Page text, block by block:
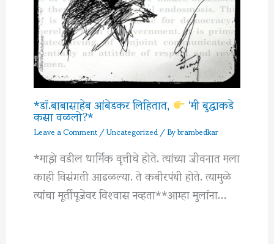
*डॉ.बाबासाहेब आंबेडकर लिहितात, ‘मी बुद्धाकडे
कसा वळलो?*
Leave a Comment/Uncategorized/ Bybrambedkar
*माझे वडील धार्मिक वृत्तीचे होते. त्यांच्या जीवनात मला
काही विसंगती आढळल्या. ते कबीरपंथी होते. त्यामुळे
त्यांचा मूर्तीपूजेवर विश्‍वास नव्हता**आम्हा मुलांना…